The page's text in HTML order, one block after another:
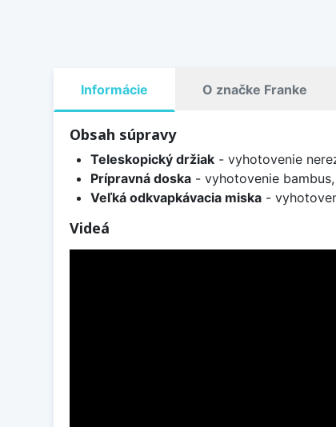
Informácie O značke Franke
Obsah súpravy
Teleskopický držiak- vyhotovenie
Prípravná doska- vyhotovenie
Veľká odkvapkávacia miska-
Videá